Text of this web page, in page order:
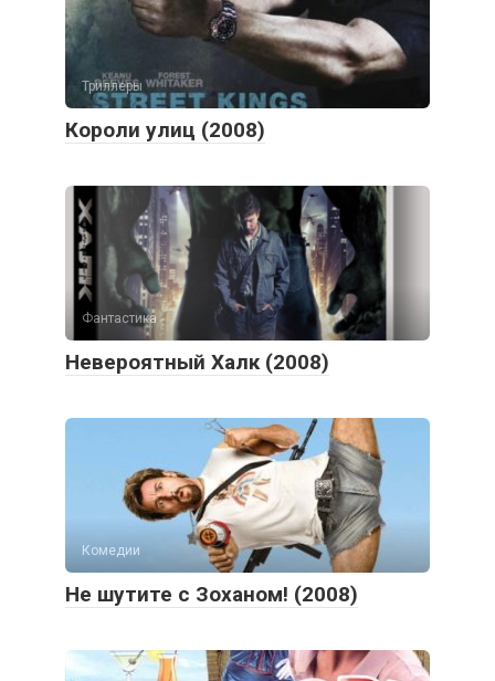
Триллеры
Короли улиц (2008)
Фантастика
Невероятный Халк (2008)
Комедии
Не шутите с Зоханом! (2008)